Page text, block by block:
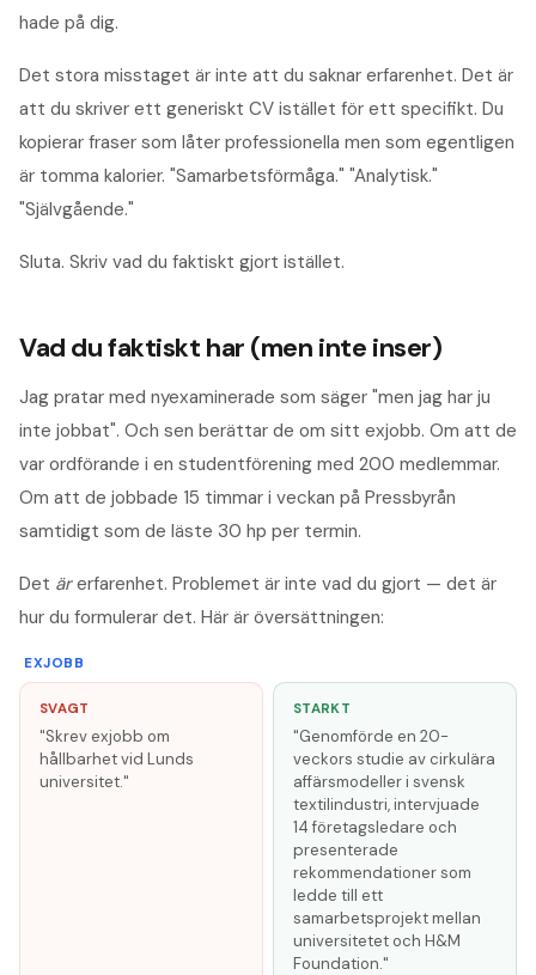
hade på dig.
Det stora misstaget är inte att du saknar erfarenhet. Det är
att du skriver ett generiskt CV istället för ett specifikt. Du
kopierar fraser som låter professionella men som egentligen
är tomma kalorier. "Samarbetsförmåga." "Analytisk."
"Självgående."
Sluta. Skriv vad du faktiskt gjort istället.
Vad du faktiskt har (men inte inser)
Jag pratar med nyexaminerade som säger "men jag har ju
inte jobbat". Och sen berättar de om sitt exjobb. Om att de
var ordförande i en studentförening med 200 medlemmar.
Om att de jobbade 15 timmar i veckan på Pressbyrån
samtidigt som de läste 30 hp per termin.
Det ärerfarenhet. Problemet är inte vad du gjort — det är
hur du formulerar det. Här är översättningen:
EXJOBB
SVAGT
"Skrev exjobb om
hållbarhet vid Lunds
universitet."
STARKT
"Genomförde en 20-
veckors studie av cirkulära
affärsmodeller i svensk
textilindustri, intervjuade
14 företagsledare och
presenterade
rekommendationer som
ledde till ett
samarbetsprojekt mellan
universitetet och H&M
Foundation."